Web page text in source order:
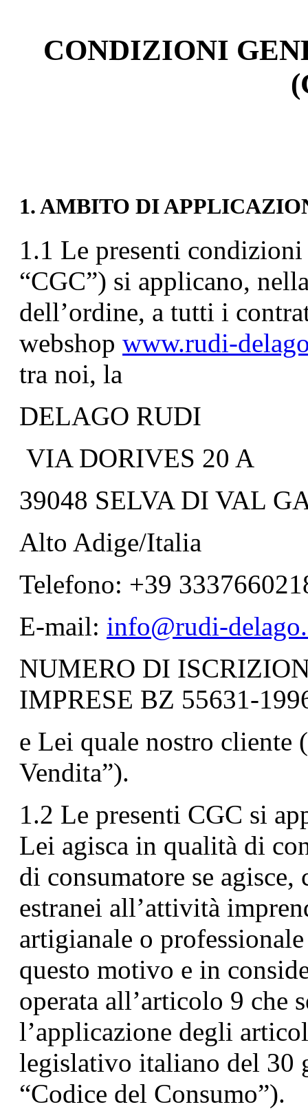
CONDIZIONI
1. AMBITO DI
1.1 Le presenti
“CGC”) si applicano,
dell’ordine, a tutti i
webshop www.rudi-
tra noi, la
DELAGO RUDI
VIA DORIVES 20 A
39048 SELVA DI VAL
Alto Adige/Italia
Telefono: +39
E-mail: info@rudi-
NUMERO DI
IMPRESE BZ 55631-
e Lei quale nostro cliente
Vendita”).
1.2 Le presenti CGC si
Lei agisca in qualità di
di consumatore se
estranei all’attività
artigianale o
questo motivo e in
operata all’articolo 9 che
l’applicazione degli
legislativo italiano del 30
“Codice del Consumo”).